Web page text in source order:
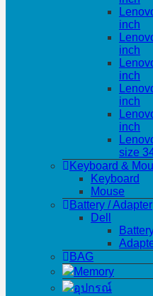
inch
inch
inch
inch
inch
size
Keyboard &
Keyboard
Mouse
Battery / Adapter
Dell
BAG
Memory
อุปกรณ์